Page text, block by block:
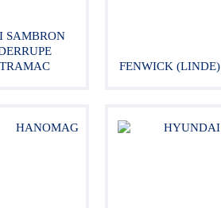
SAMBRON
TRAMAC
FENWICK (LINDE)